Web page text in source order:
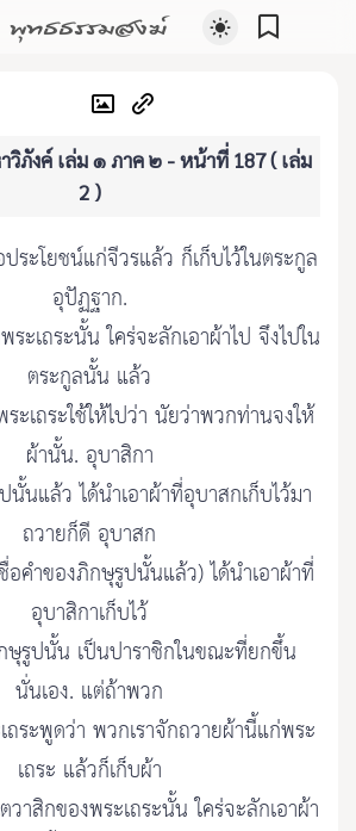
พุทธธรรมสงฆ์
ภังค์ เล่ม ๑ ภาค ๒ - หน้าที่ 187 ( เล่ม
2 )
ประโยชน์แก่จีวรแล้ว ก็เก็บไว้ในตระกูล
อุปัฏฐาก.
ะเถระนั้น ใคร่จะลักเอาผ้าไป จึงไปใน
ตระกูลนั้น แล้ว
เถระใช้ให้ไปว่า นัยว่าพวกท่านจงให้
ผ้านั้น. อุบาสิกา
นแล้ว ได้นำเอาผ้าที่อุบาสกเก็บไว้มา
ถวายก็ดี อุบาสก
อคำของภิกษุรูปนั้นแล้ว) ได้นำเอาผ้าที่
อุบาสิกาเก็บไว้
ษุรูปนั้น เป็นปาราชิกในขณะที่ยกขึ้น
นั่นเอง. แต่ถ้าพวก
ระพูดว่า พวกเราจักถวายผ้านี้แก่พระ
เถระ แล้วก็เก็บผ้า
าสิกของพระเถระนั้น ใคร่จะลักเอาผ้า